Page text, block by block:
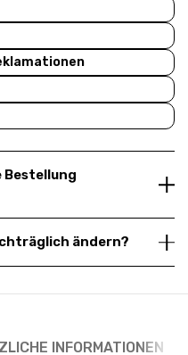
Bestellung
ändern?
INFORMATIONEN